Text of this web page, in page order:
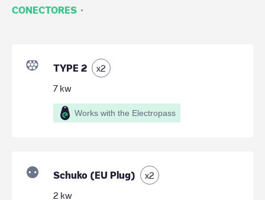
CONECTORES ·
TYPE 2 x2
7 kw
Works with the Electropass
Schuko (EU Plug) x2
2 kw